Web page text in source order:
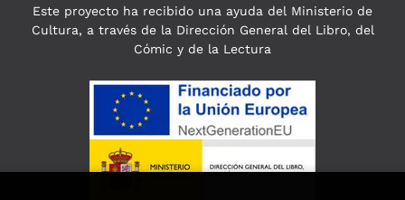
Este proyecto ha recibido una ayuda del Ministerio de
Cultura, a través de la Dirección General del Libro, del
Cómic y de la Lectura